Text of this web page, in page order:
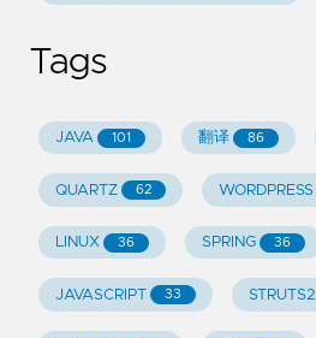
Tags
JAVA 101 翻译 86
QUARTZ 62 WORDPRESS
LINUX 36 SPRING 36
JAVASCRIPT 33 STRUTS2